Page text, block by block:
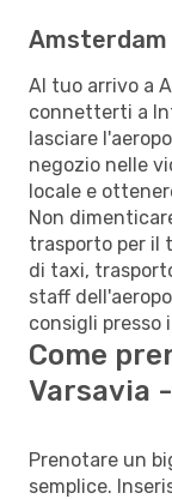
Amsterdam
Al tuo arrivo a
connetterti a
lasciare
negozio nelle
locale e
Non
trasporto per il
di taxi,
staff
consigli presso
Come
Varsavia
Prenotare un
semplice.